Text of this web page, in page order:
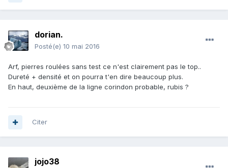
dorian.
Posté(e) 10 mai 2016
Arf, pierres roulées sans test ce n'est clairement pas le top..
Dureté + densité et on pourra t'en dire beaucoup plus.
En haut, deuxième de la ligne corindon probable, rubis ?
Citer
jojo38